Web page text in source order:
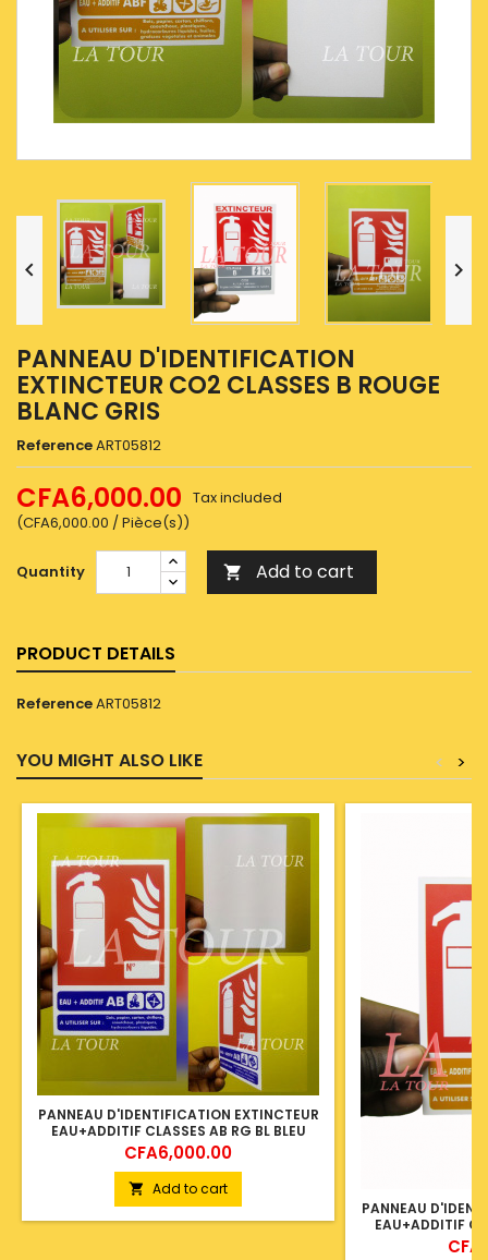
 
PANNEAU D'IDENTIFICATION
EXTINCTEUR CO2 CLASSES B ROUGE
BLANC GRIS
ReferenceART05812
CFA6,000.00
(CFA6,000.00 / Pièce(s))
Tax included
Quantity  Add to cart
PRODUCT DETAILS
ReferenceART05812
YOU MIGHT ALSO LIKE >
<
PANNEAU D'IDENTIFICATION EXTINCTEUR
EAU+ADDITIF CLASSES AB RG BL BLEU
Price
CFA6,000.00
 Add to cart
PANNEAU
EAU+ADDITIF
Price